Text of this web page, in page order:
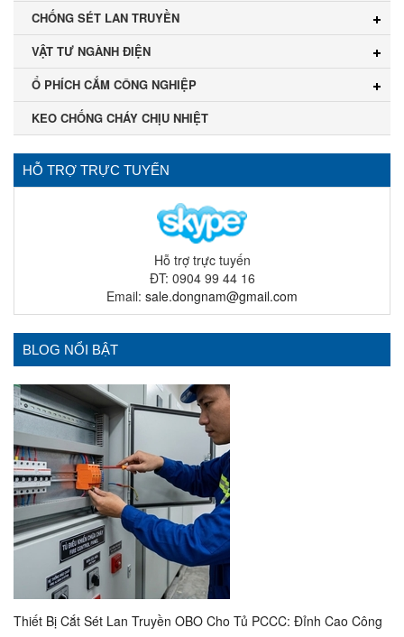
CHỐNG SÉT LAN TRUYỀN
VẬT TƯ NGÀNH ĐIỆN
Ổ PHÍCH CẮM CÔNG NGHIỆP
KEO CHỐNG CHÁY CHỊU NHIỆT
HỖ TRỢ TRỰC TUYẾN
Hỗ trợ trực tuyến
ĐT: 0904 99 44 16
Email: sale.dongnam@gmail.com
BLOG NỔI BẬT
Thiết Bị Cắt Sét Lan Truyền OBO Cho Tủ PCCC: Đỉnh Cao Công